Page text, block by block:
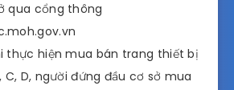
qua cổng thông
thực hiện mua bán trang thiết bị
C, D, người đứng đầu cơ sở mua